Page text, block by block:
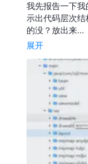
我先报告一下
示出代码层次
的没？放出来…
展开